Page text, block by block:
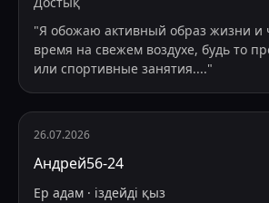
"Я обожаю активный образ жизни и
время на свежем воздухе, будь то
или спортивные занятия...."
26.07.2026
Андрей56-24
Ер адам · іздейді қыз